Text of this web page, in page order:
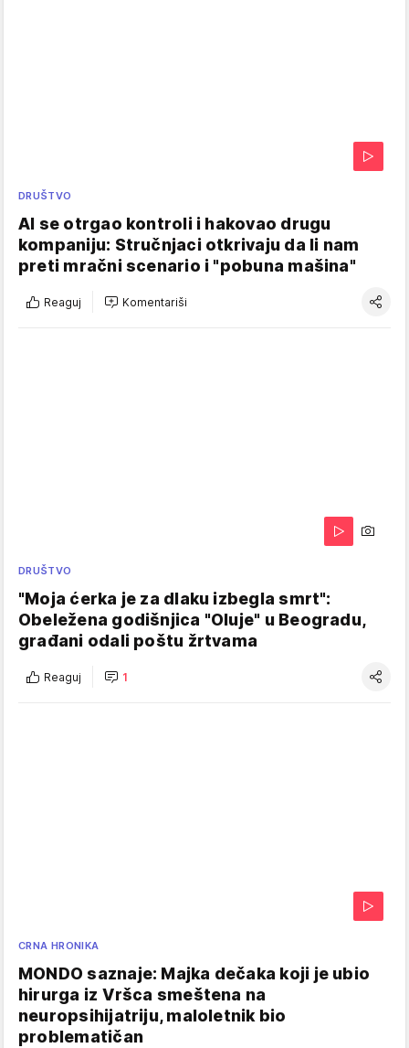
DRUŠTVO
AI se otrgao kontroli i hakovao drugu
kompaniju: Stručnjaci otkrivaju da li nam
preti mračni scenario i "pobuna mašina"
Reaguj Komentariši
DRUŠTVO
"Moja ćerka je za dlaku izbegla smrt":
Obeležena godišnjica "Oluje" u Beogradu,
građani odali poštu žrtvama
Reaguj 1
CRNA HRONIKA
MONDO saznaje: Majka dečaka koji je ubio
hirurga iz Vršca smeštena na
neuropsihijatriju, maloletnik bio
problematičan